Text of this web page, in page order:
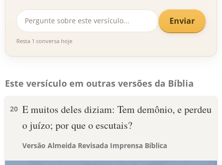
Enviar
Resta 1 conversa hoje
Este versículo em outras versões da Bíblia
20 E muitos deles diziam: Tem demônio, e perdeu
o juízo; por que o escutais?
Versão Almeida Revisada Imprensa Bíblica